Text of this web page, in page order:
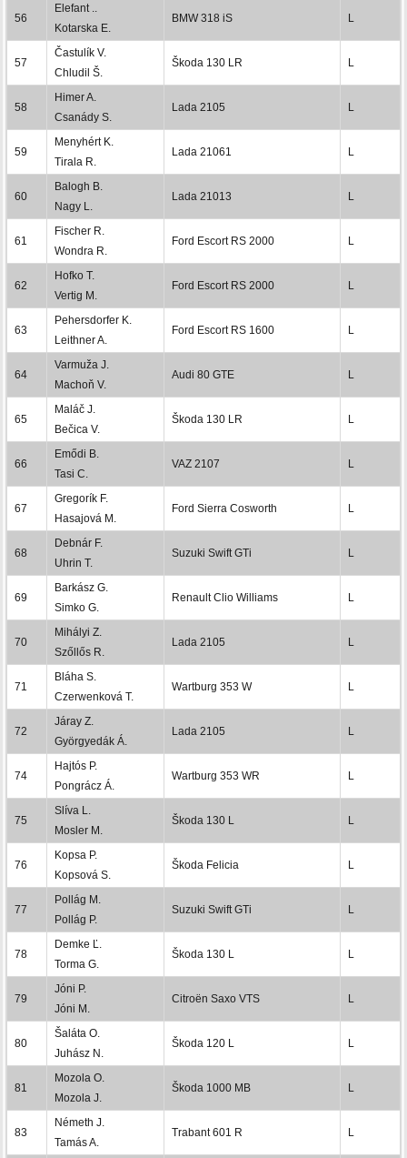
56
Elefant ..
Kotarska E.
BMW 318 iS L
57
Častulík V.
Chludil Š.
Škoda 130 LR L
58
Himer A.
Csanády S.
Lada 2105 L
59
Menyhért K.
Tirala R.
Lada 21061 L
60
Balogh B.
Nagy L.
Lada 21013 L
61
Fischer R.
Wondra R.
Ford Escort RS 2000 L
62
Hofko T.
Vertig M.
Ford Escort RS 2000 L
63
Pehersdorfer K.
Leithner A.
Ford Escort RS 1600 L
64
Varmuža J.
Machoň V.
Audi 80 GTE L
65
Maláč J.
Bečica V.
Škoda 130 LR L
66
Emődi B.
Tasi C.
VAZ 2107 L
67
Gregorík F.
Hasajová M.
Ford Sierra Cosworth L
68
Debnár F.
Uhrin T.
Suzuki Swift GTi L
69
Barkász G.
Simko G.
Renault Clio Williams L
70
Mihályi Z.
Szőllős R.
Lada 2105 L
71
Bláha S.
Czerwenková T.
Wartburg 353 W L
72
Járay Z.
Györgyedák Á.
Lada 2105 L
74
Hajtós P.
Pongrácz Á.
Wartburg 353 WR L
75
Slíva L.
Mosler M.
Škoda 130 L L
76
Kopsa P.
Kopsová S.
Škoda Felicia L
77
Pollág M.
Pollág P.
Suzuki Swift GTi L
78
Demke Ľ.
Torma G.
Škoda 130 L L
79
Jóni P.
Jóni M.
Citroën Saxo VTS L
80
Šaláta O.
Juhász N.
Škoda 120 L L
81
Mozola O.
Mozola J.
Škoda 1000 MB L
83
Németh J.
Tamás A.
Trabant 601 R L